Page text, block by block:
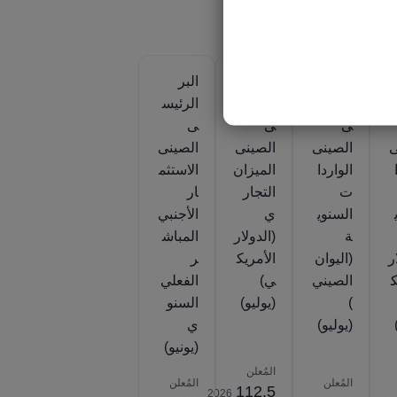
ى
الصينى
الواردا
ت
السنوي
ة
(اليوان
الصيني
)
(يوليو)
المُعلن
ى
الصينى
الميزان
التجار
ي
(الدولار
الأمريك
ي)
(يوليو)
المُعلن
112.5
2026‎
البر
الرئيس
ى
الصينى
الاستثم
ار
الأجنبي
المباش
ر
الفعلي
السنو
ي
(يونيو)
المُعلن